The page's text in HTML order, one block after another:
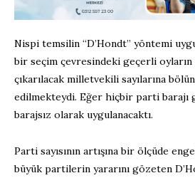
Nispi temsilin “D’Hondt” yöntemi
bir seçim çevresindeki geçerli
çıkarılacak milletvekili sayılarına
edilmekteydi. Eğer hiçbir parti barajı
barajsız olarak uygulanacaktı.
Parti sayısının artışına bir ölçüde
büyük partilerin yararını gözeten